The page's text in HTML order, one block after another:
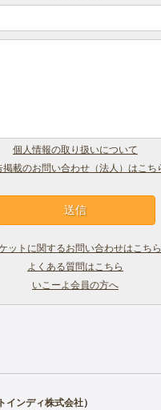
個人情報の取り扱いについて
掲載のお問い合わせ（法人）はこち
ットに関するお問い合わせはこちら
よくある質問はこちら
いこーよ会員の方へ
インディ株式会社）